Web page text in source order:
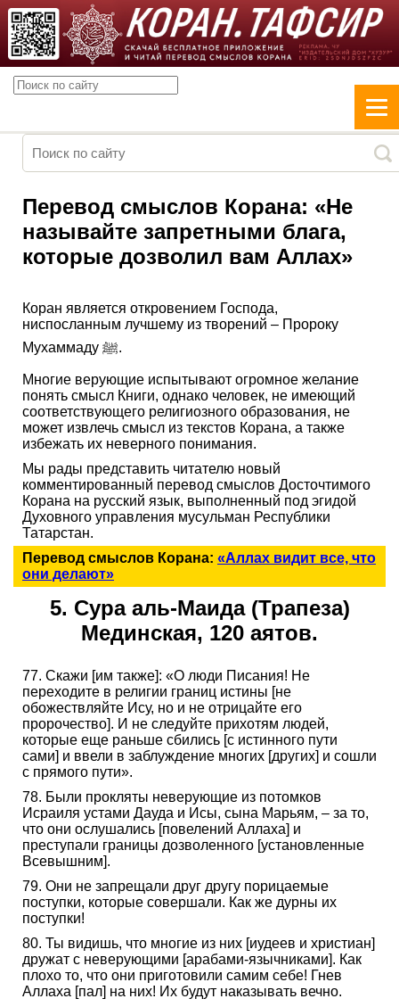
Перевод смыслов Корана: «Не
называйте запретными блага,
которые дозволил вам Аллах»
Коран является откровением Господа,
ниспосланным лучшему из творений – Пророку
Мухаммаду ﷺ.
Многие верующие испытывают огромное желание
понять смысл Книги, однако человек, не имеющий
соответствующего религиозного образования, не
может извлечь смысл из текстов Корана, а также
избежать их неверного понимания.
Мы рады представить читателю новый
комментированный перевод смыслов Досточтимого
Корана на русский язык, выполненный под эгидой
Духовного управления мусульман Республики
Татарстан.
Перевод смыслов Корана: «Аллах видит все, что
они делают»
5. Сура аль-Маида (Трапеза)
Мединская, 120 аятов.
77. Скажи [им также]: «О люди Писания! Не
переходите в религии границ истины [не
обожествляйте Ису, но и не отрицайте его
пророчество]. И не следуйте прихотям людей,
которые еще раньше сбились [с истинного пути
сами] и ввели в заблуждение многих [других] и сошли
с прямого пути».
78. Были прокляты неверующие из потомков
Исраиля устами Дауда и Исы, сына Марьям, – за то,
что они ослушались [повелений Аллаха] и
преступали границы дозволенного [установленные
Всевышним].
79. Они не запрещали друг другу порицаемые
поступки, которые совершали. Как же дурны их
поступки!
80. Ты видишь, что многие из них [иудеев и христиан]
дружат с неверующими [арабами-язычниками]. Как
плохо то, что они приготовили самим себе! Гнев
Аллаха [пал] на них! Их будут наказывать вечно.